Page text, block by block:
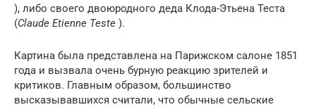
), либо своего двоюродного деда Клода-Этьена Теста
(Claude Etienne Teste ).
Картина была представлена на Парижском салоне 1851
года и вызвала очень бурную реакцию зрителей и
критиков. Главным образом, большинство
высказывавшихся считали, что обычные сельские